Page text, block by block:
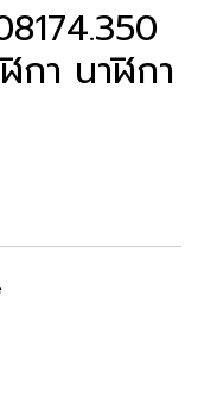
กา นาฬิกา